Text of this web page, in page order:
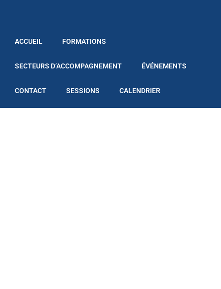
ACCUEIL FORMATIONS
SECTEURS D’ACCOMPAGNEMENT ÉVÉNEMENTS
CONTACT SESSIONS CALENDRIER